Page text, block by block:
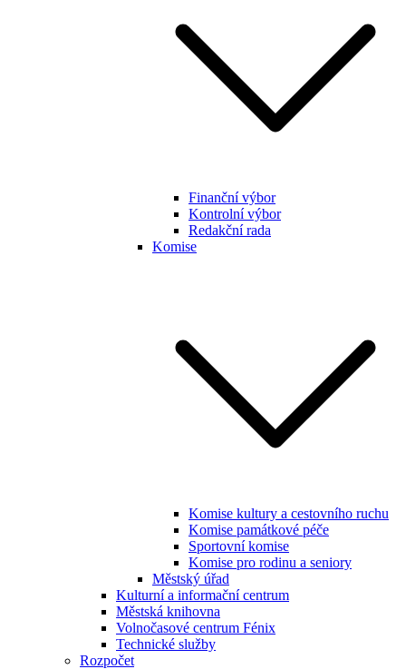
Finanční výbor
Kontrolní výbor
Redakční rada
Komise
Komise kultury a cestovního ruchu
Komise památkové péče
Sportovní komise
Komise pro rodinu a seniory
Městský úřad
Kulturní a informační centrum
Městská knihovna
Volnočasové centrum Fénix
Technické služby
Rozpočet